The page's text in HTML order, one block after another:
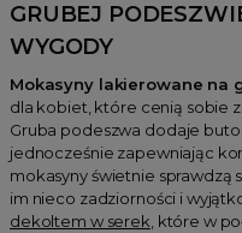
GRUBEJ
WYGODY
Mokasyny lakierowane na
dla kobiet, które cenią sobie
Gruba podeszwa dodaje
jednocześnie zapewniając
mokasyny świetnie sprawdzą
im nieco zadziorności i
dekoltem w serek , które w